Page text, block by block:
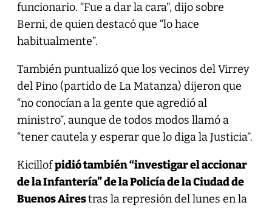
funcionario. “Fue a dar la cara”, dijo sobre
Berni, de quien destacó que “lo hace
habitualmente”.
También puntualizó que los vecinos del Virrey
del Pino (partido de La Matanza) dijeron que
“no conocían a la gente que agredió al
ministro”, aunque de todos modos llamó a
“tener cautela y esperar que lo diga la Justicia”.
Kicillofpidió también “investigar el accionar
de la Infantería” de la Policía de la Ciudad de
Buenos Airestras la represión del lunes en la